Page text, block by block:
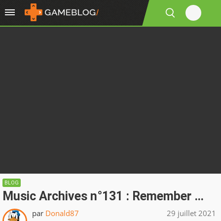
BLOG
Music Archives n°131 : Remember …
par Donald87 29 juillet 2021